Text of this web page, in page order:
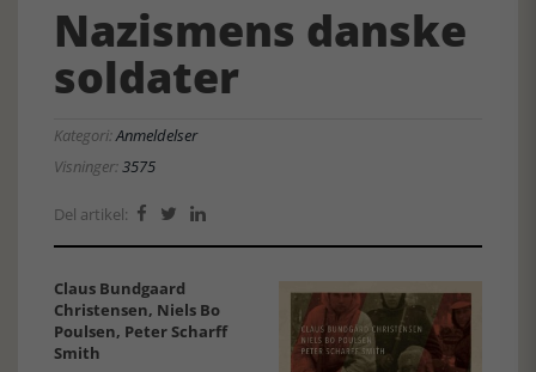
Nazismens danske
soldater
Kategori:Anmeldelser
Visninger:3575
Del artikel:   
Claus Bundgaard
Christensen, Niels Bo
Poulsen, Peter Scharff
Smith